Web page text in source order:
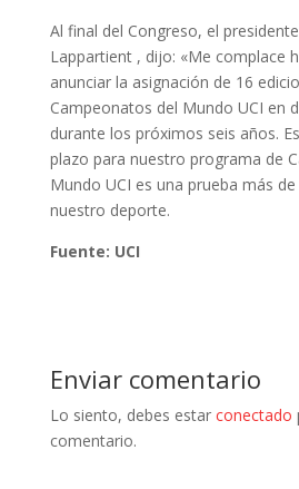
Al final del Congreso, el
Lappartient , dijo: «Me complace
anunciar la asignación de 16
Campeonatos del Mundo UCI en
durante los próximos seis años.
plazo para nuestro programa de
Mundo UCI es una prueba más
nuestro deporte.
Fuente: UCI
Enviar comentario
Lo siento, debes estar conectado
comentario.